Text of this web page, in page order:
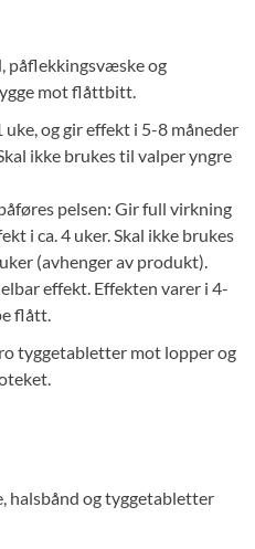
påflekkingsvæske og
mot flåttbitt.
og gir effekt i 5-8 måneder
ikke brukes til valper yngre
pelsen: Gir full virkning
i ca. 4 uker. Skal ikke brukes
(avhenger av produkt).
effekt. Effekten varer i 4-
flått.
tyggetabletter mot lopper og
halsbånd og tyggetabletter